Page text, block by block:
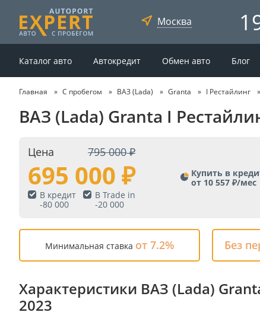
Москва
Каталог авто Автокредит Обмен авто Блог
Главная С пробегом ВАЗ (Lada) Granta I Рестайлинг
ВАЗ (Lada) Granta I
Цена 795 000
695 000
В кредит
-80 000
В Trade in
-20 000
Купить в
от 10 557 ₽/мес
Минимальная ставка от 7.2% Без
Характеристики ВАЗ (Lada)
2023